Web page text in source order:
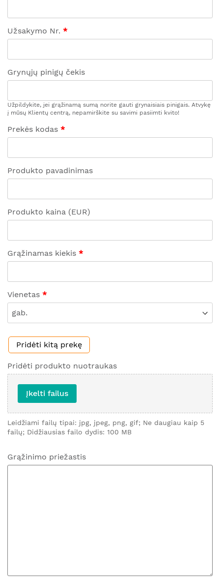
Užsakymo Nr.
Grynųjų pinigų čekis
Užpildykite, jei grąžinamą sumą norite gauti grynaisiais pinigais. Atvykę
į mūsų Klientų centrą, nepamirškite su savimi pasiimti kvito!
Prekės kodas
Produkto pavadinimas
Produkto kaina (EUR)
Grąžinamas kiekis
Vienetas
Pridėti kitą prekę
Pridėti produkto nuotraukas
Įkelti failus
Leidžiami failų tipai: jpg, jpeg, png, gif; Ne daugiau kaip 5
failų; Didžiausias failo dydis: 100 MB
Grąžinimo priežastis